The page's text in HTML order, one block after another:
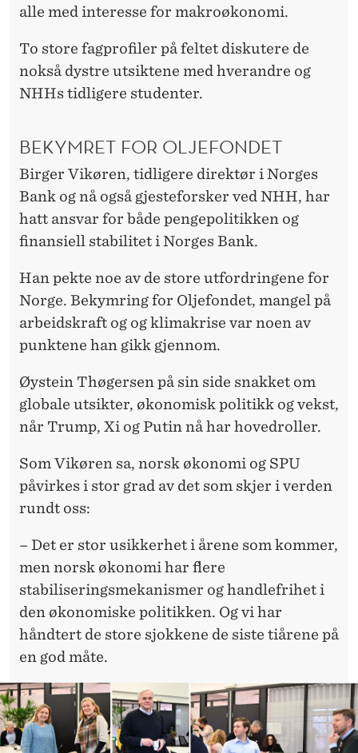
alle med interesse for makroøkonomi.
To store fagprofiler på feltet diskutere de
nokså dystre utsiktene med hverandre og
NHHs tidligere studenter.
BEKYMRET FOR OLJEFONDET
Birger Vikøren, tidligere direktør i Norges
Bank og nå også gjesteforsker ved NHH, har
hatt ansvar for både pengepolitikken og
finansiell stabilitet i Norges Bank.
Han pekte noe av de store utfordringene for
Norge. Bekymring for Oljefondet, mangel på
arbeidskraft og og klimakrise var noen av
punktene han gikk gjennom.
Øystein Thøgersen på sin side snakket om
globale utsikter, økonomisk politikk og vekst,
når Trump, Xi og Putin nå har hovedroller.
Som Vikøren sa, norsk økonomi og SPU
påvirkes i stor grad av det som skjer i verden
rundt oss:
– Det er stor usikkerhet i årene som kommer,
men norsk økonomi har flere
stabiliseringsmekanismer og handlefrihet i
den økonomiske politikken. Og vi har
håndtert de store sjokkene de siste tiårene på
en god måte.